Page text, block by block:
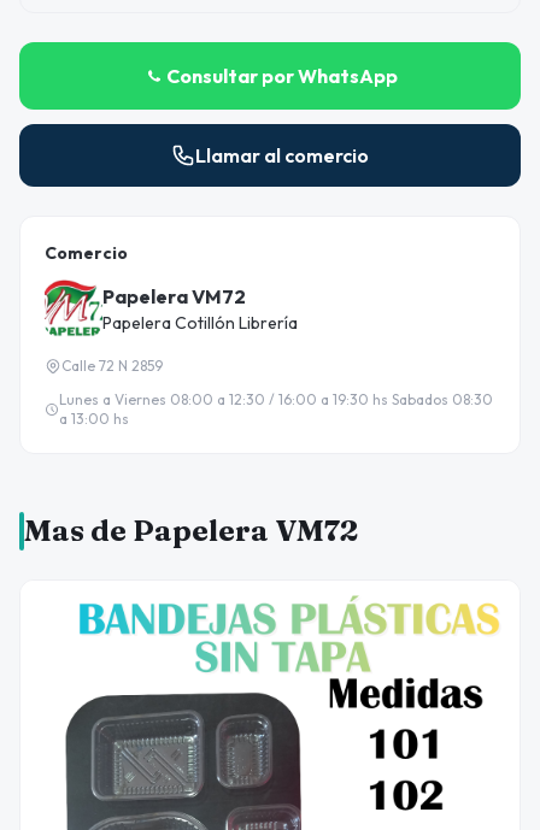
Consultar por WhatsApp
Llamar al comercio
Comercio
Papelera VM72
Papelera Cotillón Librería
Calle 72 N 2859
Lunes a Viernes 08:00 a 12:30 / 16:00 a 19:30 hs Sabados 08:30
a 13:00 hs
Mas de Papelera VM72